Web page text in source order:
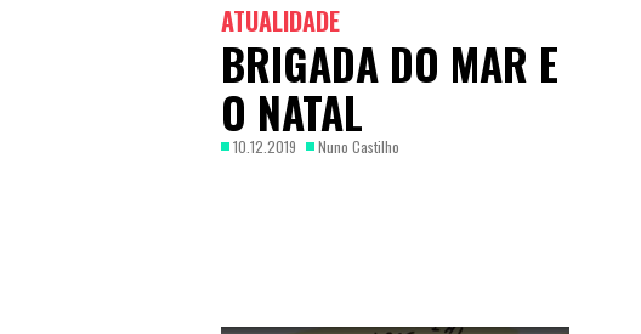
ATUALIDADE
BRIGADA DO MAR E
O NATAL
10.12.2019 Nuno Castilho